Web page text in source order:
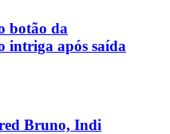
botão da
intriga após saída
Bruno, Indi